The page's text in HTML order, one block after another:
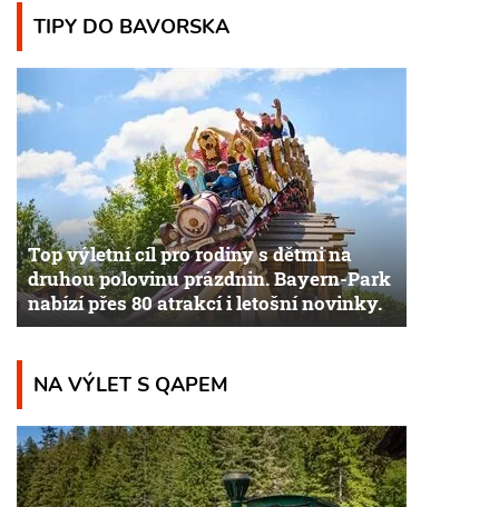
TIPY DO BAVORSKA
Top výletní cíl pro rodiny s dětmi na
druhou polovinu prázdnin. Bayern-Park
nabízí přes 80 atrakcí i letošní novinky.
NA VÝLET S QAPEM